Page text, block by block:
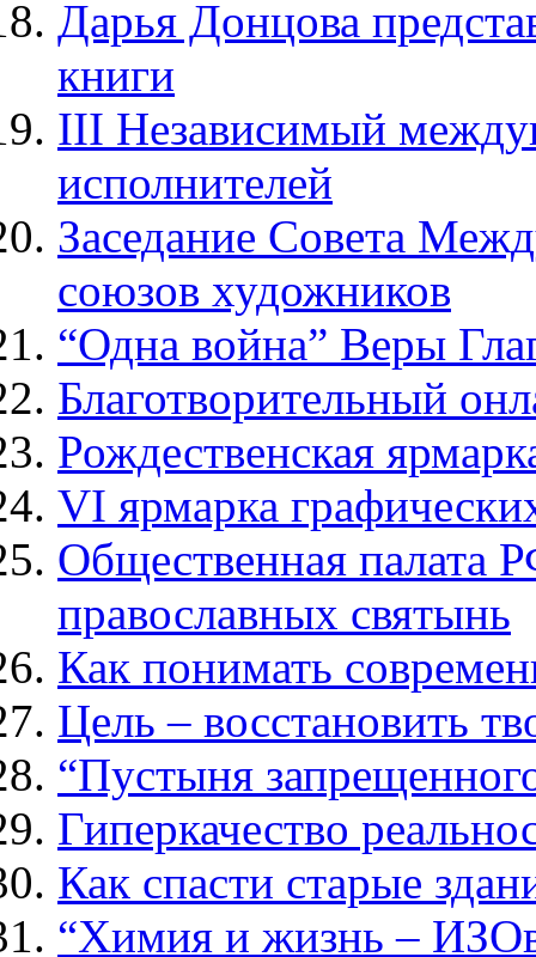
Дарья Донцова
книги
III Независимый
исполнителей
Заседание Совета
союзов художников
“Одна война” Веры
Благотворительный
Рождественская
VI ярмарка
Общественная палата
православных святынь
Как понимать
Цель – восстановить
“Пустыня
Гиперкачество
Как спасти старые
“Химия и жизнь –